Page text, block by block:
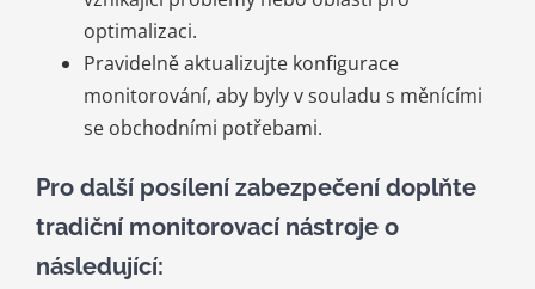
optimalizaci.
Pravidelně aktualizujte konfigurace
monitorování, aby byly v souladu s měnícími
se obchodními potřebami.
Pro další posílení zabezpečení doplňte
tradiční monitorovací nástroje o
následující: